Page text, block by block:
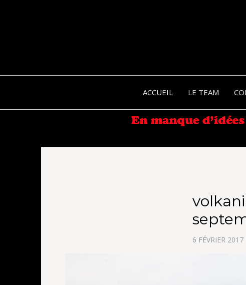
ACCUEIL LE TEAM
6 FÉVRIER 2017